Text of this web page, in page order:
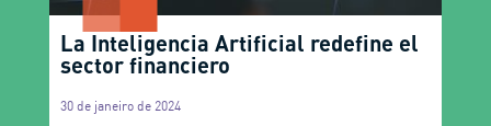
La Inteligencia Artificial redefine el
sector financiero
30 de janeiro de 2024